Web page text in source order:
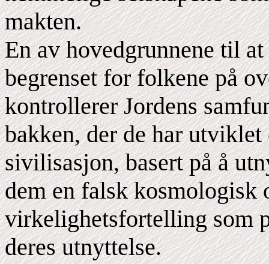
makten.
En av hovedgrunnene til
begrenset for folkene på
kontrollerer Jordens
bakken, der de har
sivilisasjon, basert på å
dem en falsk kosmologisk
virkelighetsfortelling som
deres utnyttelse.